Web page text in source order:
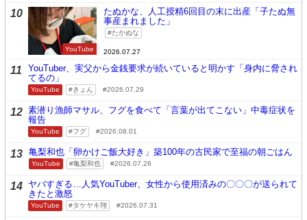
10
YouTube
たぬかな、人工授精6回目の末に出産「子たぬ無
事産まれました」
たかぬな
2026.07.27
11
YouTuber、実父から金銭要求が続いていると明かす「身内に脅され
てるの」
YouTube きょん 2026.07.29
12 素潜り漁師マサル、フグを食べて「言葉が出てこない」中毒症状を
報告
YouTube フグ 2026.08.01
13 亀梨和也「卵かけご飯大好き」築100年の古民家で至福の朝ごはん
YouTube 亀梨和也 2026.07.26
14 ヤバすぎる…人気YouTuber、女性から使用済みの〇〇〇が送られて
きたと激怒
YouTube タケヤキ翔 2026.07.31